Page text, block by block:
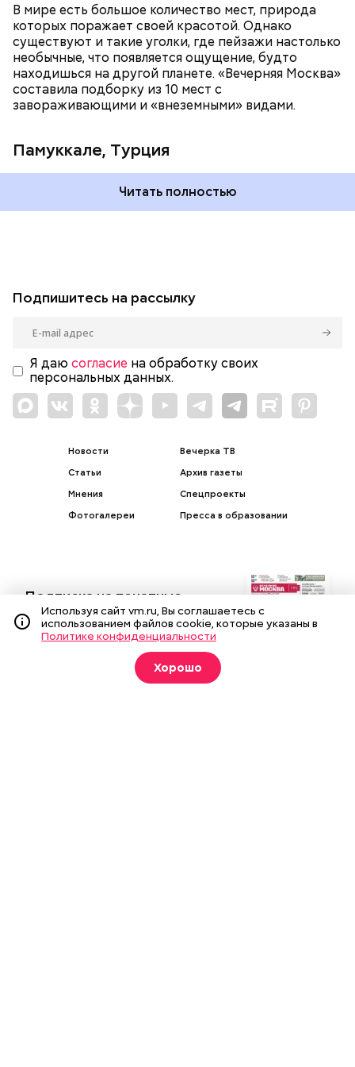
В мире есть большое количество мест, природа
которых поражает своей красотой. Однако
существуют и такие уголки, где пейзажи настолько
необычные, что появляется ощущение, будто
находишься на другой планете. «Вечерняя Москва»
составила подборку из 10 мест с
завораживающими и «внеземными» видами.
Памуккале, Турция
Читать полностью
Подпишитесь на рассылку
Я даю согласие на обработку своих
персональных данных.
Новости
Статьи
Мнения
Фотогалереи
Вечерка ТВ
Архив газеты
Спецпроекты
Пресса в образовании
Подписка на печатные
издания
Оформить
Используя сайт vm.ru, Вы соглашаетесь с
использованием файлов cookie, которые указаны в
Политике конфиденциальности
Хорошо